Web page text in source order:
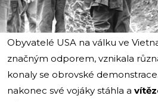
Obyvatelé USA na válku ve
značným odporem, vznikala
konaly se obrovské
nakonec své vojáky stáhla a